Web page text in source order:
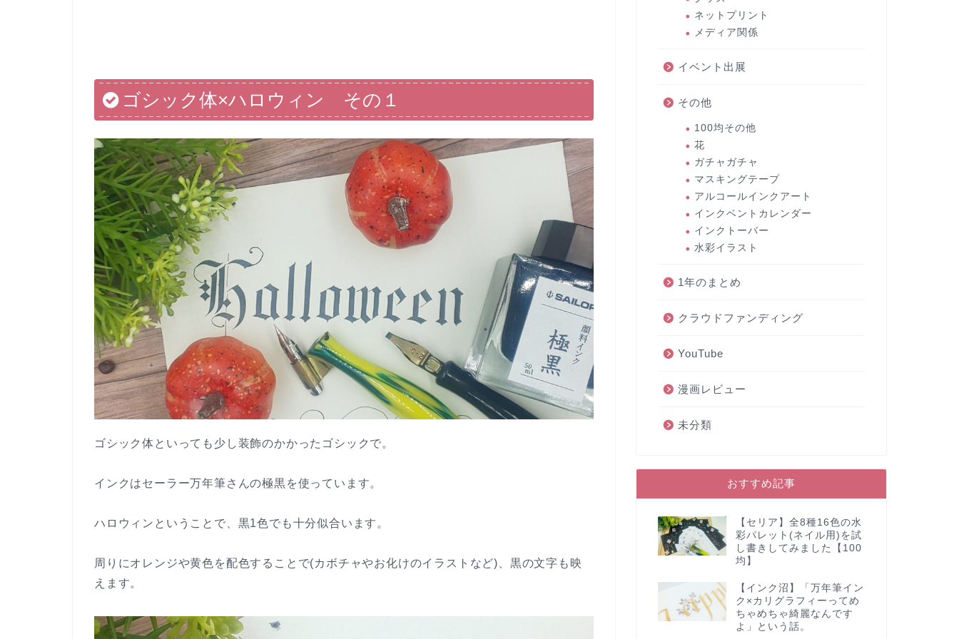
ゴシック体×ハロウィン その１
ゴシック体といっても少し装飾のかかったゴシックで。
インクはセーラー万年筆さんの極黒を使っています。
ハロウィンということで、黒1色でも十分似合います。
周りにオレンジや黄色を配色することで(カボチャやお化けのイラストなど)、黒の文字も映
えます。
ネットプリント
メディア関係
イベント出展
その他
100均その他
花
ガチャガチャ
マスキングテープ
アルコールインクアート
インクベントカレンダー
インクトーバー
水彩イラスト
1年のまとめ
クラウドファンディング
YouTube
漫画レビュー
未分類
おすすめ記事
【セリア】全8種16色の水
彩パレット(ネイル用)を試
し書きしてみました【100
均】
【インク沼】「万年筆イン
ク×カリグラフィーってめ
ちゃめちゃ綺麗なんです
よ」という話。